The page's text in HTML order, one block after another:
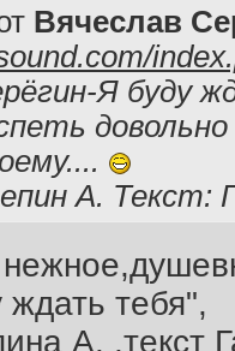
Вячеслав
Я буду
довольно
А. Текст:
тебя",
А. ,текст